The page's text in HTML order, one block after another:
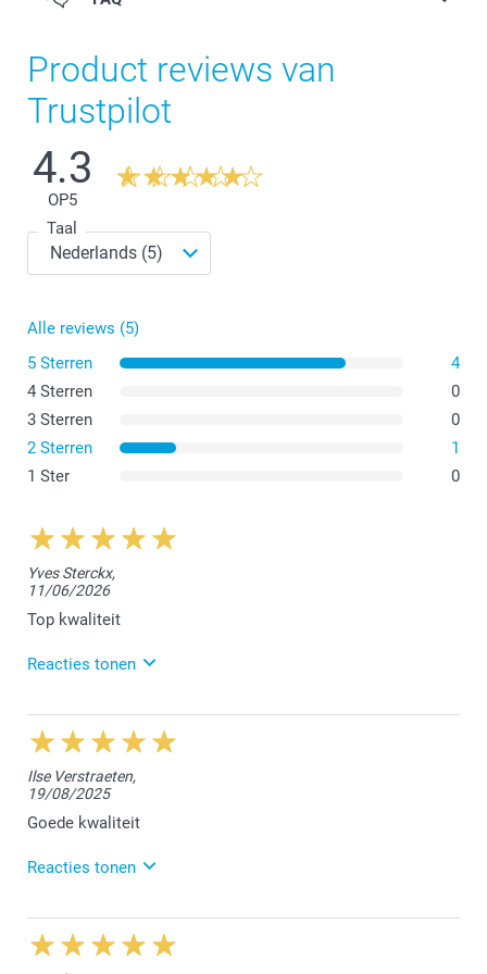
Het flexibele hoesje is gemaakt van thermoplastisch
polyurethaan (TPU), wat elastisch, transparant en
bestand is tegen olie, vet en slijtage.
bescherming biedt terwijl je smartphone slank blijft.
Het Samsung-portemonneehoesje is vervaardigd van
een synthetisch materiaal met een stijlvolle zwarte
leren look, wat duurzaamheid en elegantie biedt.
beschermende basis met een slank en praktisch
Product reviews van
Trustpilot
4.3
OP5
Taal
Alle reviews (5)
5 Sterren
4
4 Sterren
0
3 Sterren
0
2 Sterren
1
1 Ster
0
Yves Sterckx,
11/06/2026
Top kwaliteit
Reacties tonen
16/06/2026
11:48
Hallo Yves,
We zijn erg blij dat je tevreden bent over de bestelde
Iphone cover. We kijken ernaar uit om jou in de
Vriendelijke groet!
Ilse Verstraeten,
19/08/2025
Goede kwaliteit
Reacties tonen
20/08/2025
14:39
Hoi Ilse,